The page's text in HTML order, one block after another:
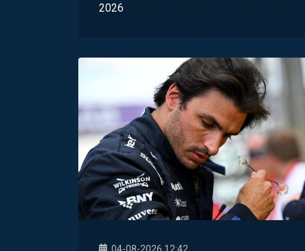
2026
04-08-2026 12:42